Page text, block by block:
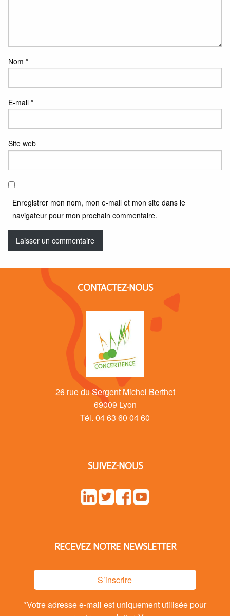
Nom *
E-mail *
Site web
Enregistrer mon nom, mon e-mail et mon site dans le
navigateur pour mon prochain commentaire.
CONTACTEZ-NOUS
26 rue du Sergent Michel Berthet
69009 Lyon
Tél. 04 63 60 04 60
SUIVEZ-NOUS
RECEVEZ NOTRE NEWSLETTER
S’inscrire
*Votre adresse e-mail est uniquement utilisée pour